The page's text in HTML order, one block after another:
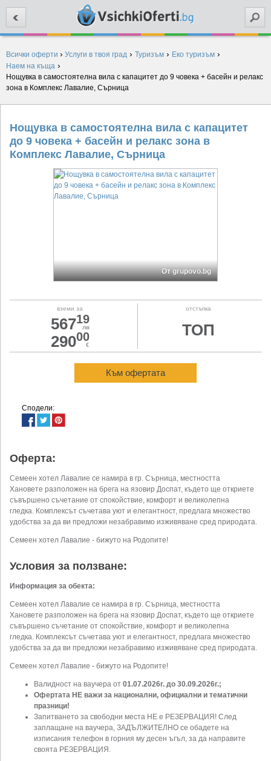
Всички оферти › Услуги в твоя град › Туризъм › Еко туризъм ›
Наем на къща ›
Нощувка в самостоятелна вила с капацитет до 9 човека + басейн и релакс
зона в Комплекс Лавалие, Сърница
Нощувка в самостоятелна вила с капацитет
до 9 човека + басейн и релакс зона в
Комплекс Лавалие, Сърница
От grupovo.bg
вземи за
56719
лв
29000
€
отстъпка
ТОП
Към офертата
Сподели:
Оферта:
Семеен хотел Лавалие се намира в гр. Сърница, местността
Хановете разположен на брега на язовир Доспат, където ще откриете
съвършено съчетание от спокойствие, комфорт и великолепна
гледка. Комплексът съчетава уют и елегантност, предлага множество
удобства за да ви предложи незабравимо изживяване сред природата.
Семеен хотел Лавалие - бижуто на Родопите!
Условия за ползване:
Информация за обекта:
Семеен хотел Лавалие се намира в гр. Сърница, местността
Хановете разположен на брега на язовир Доспат, където ще откриете
съвършено съчетание от спокойствие, комфорт и великолепна
гледка. Комплексът съчетава уют и елегантност, предлага множество
удобства за да ви предложи незабравимо изживяване сред природата.
Семеен хотел Лавалие - бижуто на Родопите!
Валидност на ваучера от 01.07.2026г. до 30.09.2026г.;
Офертата НЕ важи за национални, официални и тематични
празници!
Запитването за свободни места НЕ е РЕЗЕРВАЦИЯ! След
заплащане на ваучера, ЗАДЪЛЖИТЕЛНО се обадете на
изписания телефон в горния му десен ъгъл, за да направите
своята РЕЗЕРВАЦИЯ.